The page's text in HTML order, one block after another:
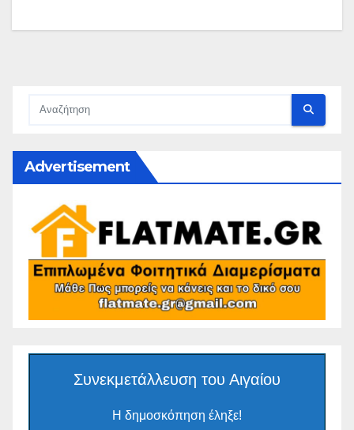
Advertisement
Συνεκμετάλλευση του Αιγαίου
Η δημοσκόπηση έληξε!